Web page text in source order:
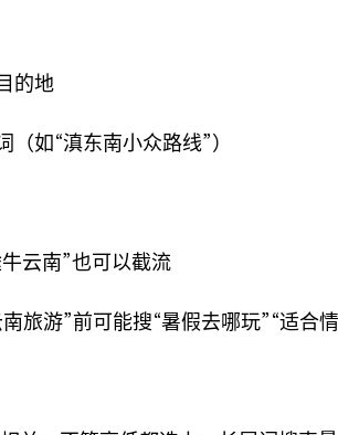
的地
如“滇东南小众路线”）
云南”也可以截流
旅游”前可能搜“暑假去哪玩”“适合